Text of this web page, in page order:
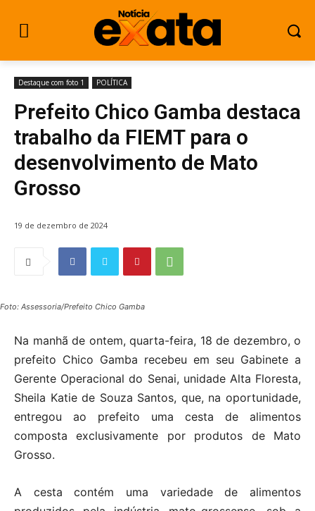
Destaque com foto 1 POLÍTICA
Prefeito Chico Gamba destaca
trabalho da FIEMT para o
desenvolvimento de Mato
Grosso
19 de dezembro de 2024
Foto: Assessoria/Prefeito Chico Gamba
Na manhã de ontem, quarta-feira, 18 de dezembro, o
prefeito Chico Gamba recebeu em seu Gabinete a
Gerente Operacional do Senai, unidade Alta Floresta,
Sheila Katie de Souza Santos, que, na oportunidade,
entregou ao prefeito uma cesta de alimentos
composta exclusivamente por produtos de Mato
Grosso.
A cesta contém uma variedade de alimentos